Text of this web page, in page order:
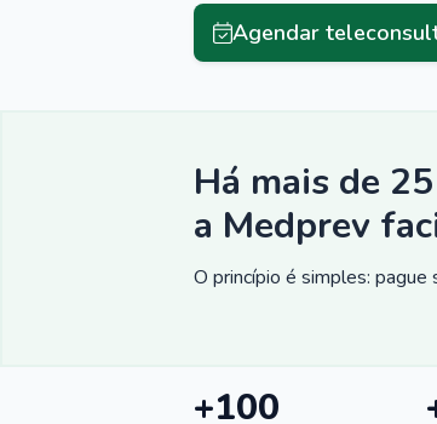
Agendar
Há mais de
a Medprev
O princípio é simples:
+100